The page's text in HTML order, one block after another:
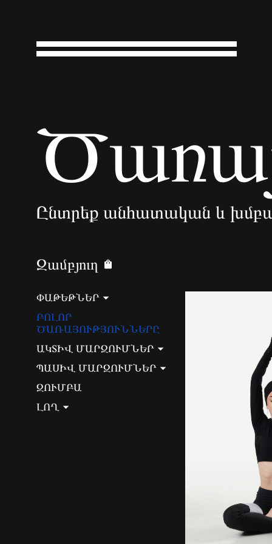
Ընտրեք անհատական և
Զամբյուղ
ՓԱԹԵԹՆԵՐ
ԲՈԼՈՐ
ԾԱՌԱՅՈՒԹՅՈՒՆՆԵՐԸ
ԱԿՏԻՎ ՄԱՐԶՈՒՄՆԵՐ
ՊԱՍԻՎ ՄԱՐԶՈՒՄՆԵՐ
ԶՈՒՄԲԱ
ԼՈՂ